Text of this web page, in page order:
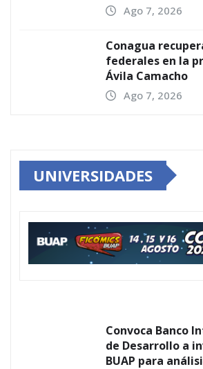
Ago 7, 2026
Conagua
federales en la
Ávila Camacho
Ago 7, 2026
UNIVERSIDADES
Convoca Banco
de Desarrollo a
BUAP para